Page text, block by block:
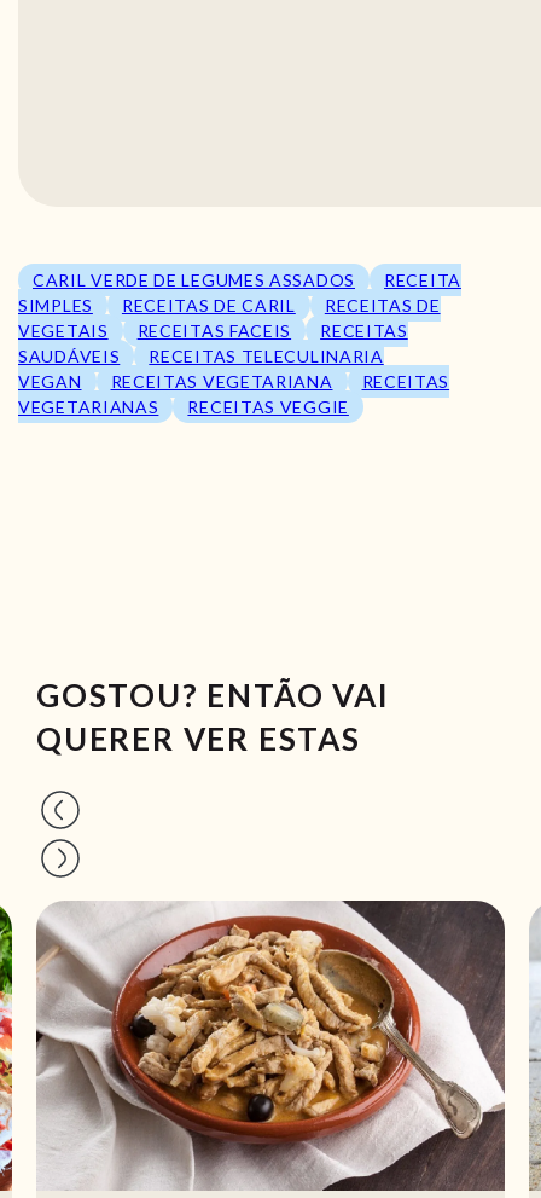
CARIL VERDE DE LEGUMES ASSADOS
RECEITA
SIMPLES
RECEITAS DE CARIL
RECEITAS DE
VEGETAIS
RECEITAS FACEIS
RECEITAS
SAUDÁVEIS
RECEITAS TELECULINARIA
VEGAN
RECEITAS VEGETARIANA
RECEITAS
VEGETARIANAS
RECEITAS VEGGIE
GOSTOU? ENTÃO VAI
QUERER VER ESTAS